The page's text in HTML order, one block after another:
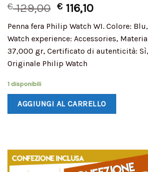
€129,00 € 116,10
Penna fera Philip Watch WI. Colore:
Watch experience: Accessories,
37,000 gr, Certificato di autenticità:
Originale Philip Watch
1 disponibili
AGGIUNGI AL CARRELLO